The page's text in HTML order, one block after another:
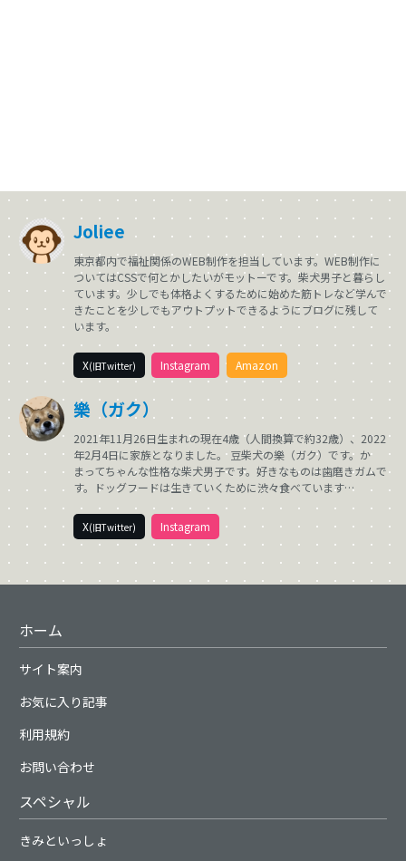
Joliee
東京都内で福祉関係のWEB制作を担当しています。WEB制作に
ついてはCSSで何とかしたいがモットーです。柴犬男子と暮らし
ています。少しでも体格よくするために始めた筋トレなど学んで
きたことを少しでもアウトプットできるようにブログに残して
います。
X(旧Twitter) Instagram Amazon
樂（ガク）
2021年11月26日生まれの現在4歳（人間換算で約32歳）、2022
年2月4日に家族となりました。 豆柴犬の樂（ガク）です。か
まってちゃんな性格な柴犬男子です。好きなものは歯磨きガムで
す。ドッグフードは生きていくために渋々食べています…
X(旧Twitter) Instagram
ホーム
サイト案内
お気に入り記事
利用規約
お問い合わせ
スペシャル
きみといっしょ